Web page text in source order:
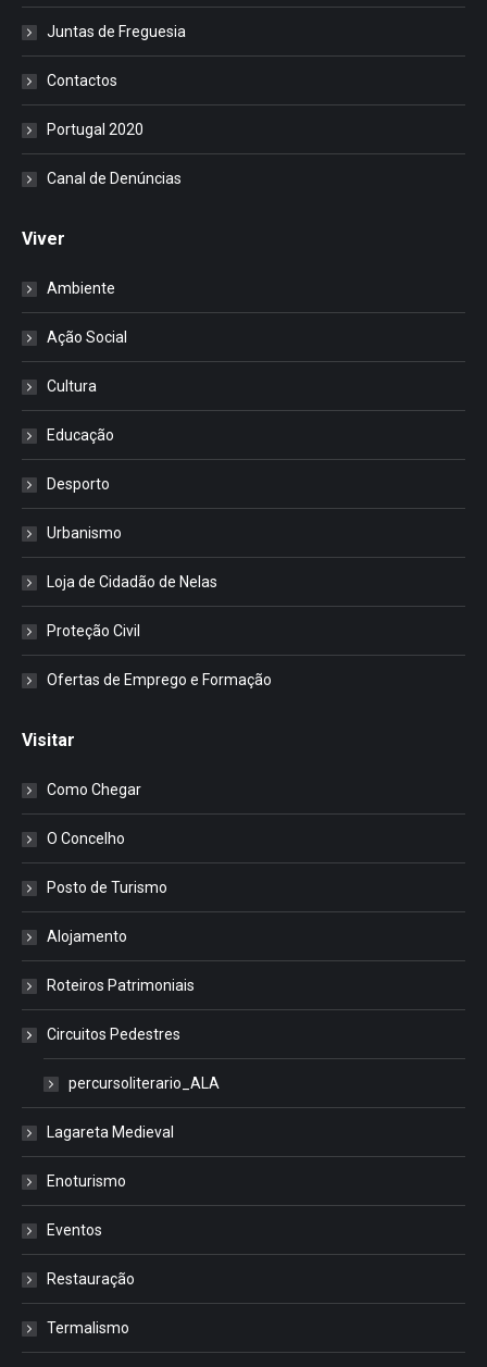
Juntas de Freguesia
Contactos
Portugal 2020
Canal de Denúncias
Viver
Ambiente
Ação Social
Cultura
Educação
Desporto
Urbanismo
Loja de Cidadão de Nelas
Proteção Civil
Ofertas de Emprego e Formação
Visitar
Como Chegar
O Concelho
Posto de Turismo
Alojamento
Roteiros Patrimoniais
Circuitos Pedestres
percursoliterario_ALA
Lagareta Medieval
Enoturismo
Eventos
Restauração
Termalismo